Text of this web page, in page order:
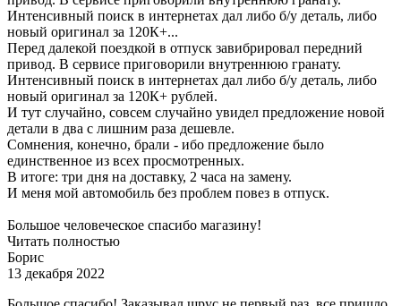
Интенсивный поиск в интернетах дал либо б/у деталь, либо
новый оригинал за 120К+...
Перед далекой поездкой в отпуск завибрировал передний
привод. В сервисе приговорили внутреннюю гранату.
Интенсивный поиск в интернетах дал либо б/у деталь, либо
новый оригинал за 120К+ рублей.
И тут случайно, совсем случайно увидел предложение новой
детали в два с лишним раза дешевле.
Сомнения, конечно, брали - ибо предложение было
единственное из всех просмотренных.
В итоге: три дня на доставку, 2 часа на замену.
И меня мой автомобиль без проблем повез в отпуск.
Большое человеческое спасибо магазину!
Читать полностью
Борис
13 декабря 2022